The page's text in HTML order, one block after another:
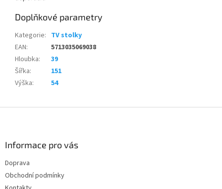
Doplňkové parametry
Kategorie: TV stolky
EAN:
5713035069038
Hloubka:
39
Šířka:
151
Výška: 54
Informace pro vás
Doprava
Obchodní podmínky